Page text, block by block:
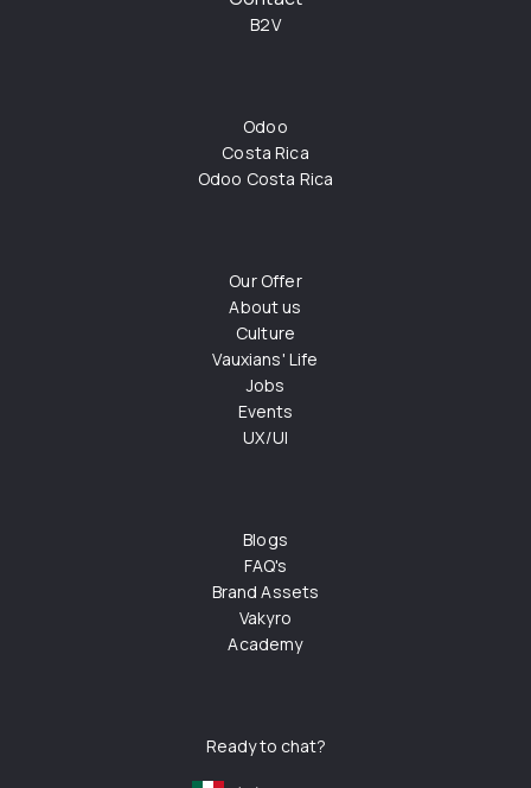
B2V
Odoo
Costa Rica
Odoo Costa Rica
Our Offer
About us
Culture
Vauxians' Life
Jobs
Events
UX/UI
Blogs
FAQ's
Brand Assets
Vakyro
Academy
Ready to chat?